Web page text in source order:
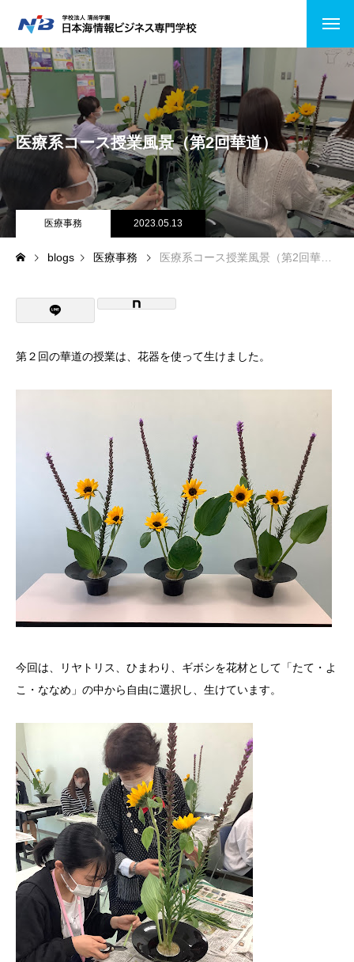
HOME
NiBの特徴
コース紹介
情報システムコース
ビジネスITコース
医療事務
公務員受験
在校生・卒業生の出身校一覧
資料請求
支援制度
アクセス
NiBキャンパスブログ
情報公開 プライバシーポリシー
医療系コース授業風景（第2回華道）
医療事務 2023.05.13
blogs 医療事務 医療系コース授業風景（第2回華道）
第２回の華道の授業は、花器を使って生けました。
今回は、リヤトリス、ひまわり、ギボシを花材として「たて・よ
こ・ななめ」の中から自由に選択し、生けています。